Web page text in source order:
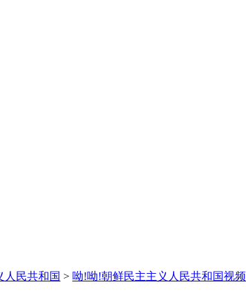
人民共和国 > 呦!呦!朝鲜民主主义人民共和国视频